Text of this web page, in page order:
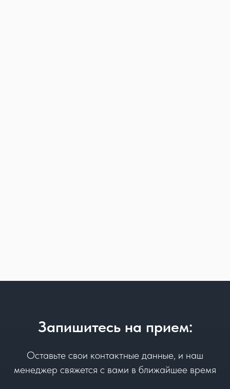
Запишитесь на прием:
Оставьте свои контактные данные, и наш
менеджер свяжется с вами в ближайшее время